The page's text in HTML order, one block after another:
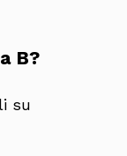
B?
su